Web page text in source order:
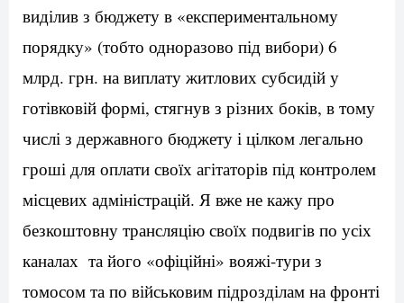
виділив з бюджету в «експериментальному
порядку» (тобто одноразово під вибори) 6
млрд. грн. на виплату житлових субсидій у
готівковій формі, стягнув з різних боків, в тому
числі з державного бюджету і цілком легально
гроші для оплати своїх агітаторів під контролем
місцевих адміністрацій. Я вже не кажу про
безкоштовну трансляцію своїх подвигів по усіх
каналах та його «офіційні» вояжі-тури з
томосом та по військовим підрозділам на фронті